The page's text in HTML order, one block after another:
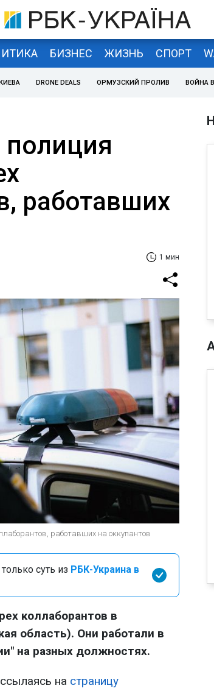
БИЗНЕС ЖИЗНЬ СПОРТ
DRONE DEALS ОРМУЗСКИЙ ПРОЛИВ ВОЙНА
работавших
1 мин
работавших на оккупантов
суть из РБК-Украина в
коллаборантов в
область). Они работали в
на разных должностях.
ссылаясь на страницу